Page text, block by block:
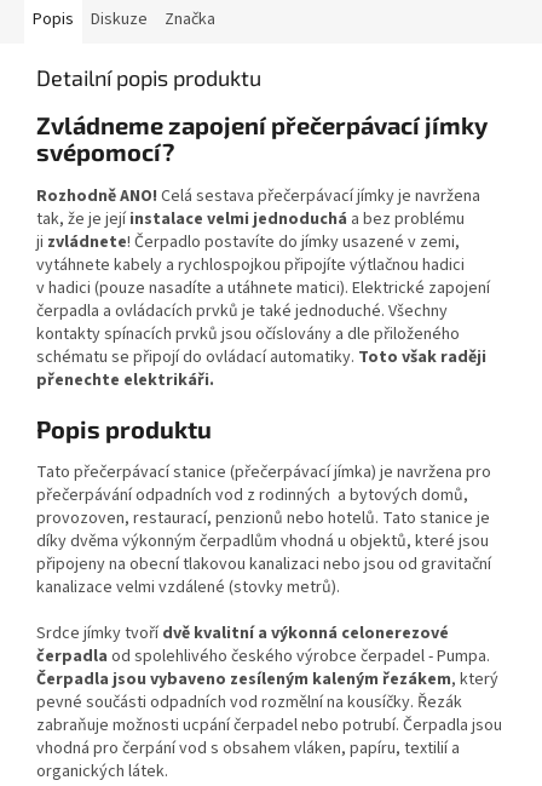
Popis Diskuze Značka
Detailní popis produktu
Zvládneme zapojení přečerpávací jímky
svépomocí?
Rozhodně ANO! Celá sestava přečerpávací jímky je navržena
tak, že je jejíinstalace velmi jednoduchá a bez problému
ji zvládnete! Čerpadlo postavíte do jímky usazené v zemi,
vytáhnete kabely a rychlospojkou připojíte výtlačnou hadici
v hadici (pouze nasadíte a utáhnete matici). Elektrické zapojení
čerpadla a ovládacích prvků je také jednoduché. Všechny
kontakty spínacích prvků jsou očíslovány a dle přiloženého
schématu se připojí do ovládací automatiky. Toto však raději
přenechte elektrikáři.
Popis produktu
Tato přečerpávací stanice (přečerpávací jímka) je navržena pro
přečerpávání odpadních vod z rodinných a bytových domů,
provozoven, restaurací, penzionů nebo hotelů. Tato stanice je
díky dvěma výkonným čerpadlům vhodná u objektů, které jsou
připojeny na obecní tlakovou kanalizaci nebo jsou od gravitační
kanalizace velmi vzdálené (stovky metrů).
Srdce jímky tvořídvě kvalitní a výkonná celonerezové
čerpadla od spolehlivého českého výrobce čerpadel - Pumpa.
Čerpadla jsou vybaveno zesíleným kaleným řezákem, který
pevné součásti odpadních vod rozmělní na kousíčky. Řezák
zabraňuje možnosti ucpání čerpadel nebo potrubí. Čerpadla jsou
vhodná pro čerpání vod s obsahem vláken, papíru, textilií a
organických látek.